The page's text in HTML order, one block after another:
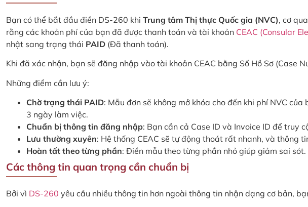
Bạn có thể bắt đầu điền DS-260 khi Trung tâm Thị thực Quốc gia (NVC), cơ
rằng các khoản phí của bạn đã được thanh toán và tài khoản CEAC (Consular
nhật sang trạng thái PAID (Đã thanh toán).
Khi đã xác nhận, bạn sẽ đăng nhập vào tài khoản CEAC bằng Số Hồ Sơ (Case
Những điểm cần lưu ý:
Chờ trạng thái PAID: Mẫu đơn sẽ không mở khóa cho đến khi phí NVC
3 ngày làm việc.
Chuẩn bị thông tin đăng nhập: Bạn cần cả Case ID và Invoice ID để truy
Lưu thường xuyên: Hệ thống CEAC sẽ tự động thoát rất nhanh, và thông
Hoàn tất theo từng phần: Điền mẫu theo từng phần nhỏ giúp giảm sai sót.
Các thông tin quan trọng cần chuẩn bị
Bởi vì DS-260 yêu cầu nhiều thông tin hơn ngoài thông tin nhận dạng cơ bản,